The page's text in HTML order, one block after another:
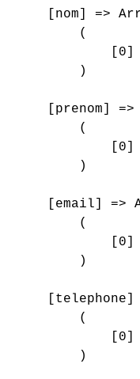
[nom] =>
        (
[0]
        )
[prenom] =>
        (
[0]
        )
[email] =>
        (
[0]
        )
[telephone]
        (
[0]
        )